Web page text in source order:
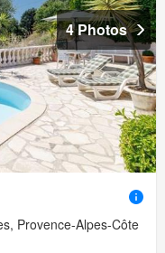
4 Photos
Provence-Alpes-Côte